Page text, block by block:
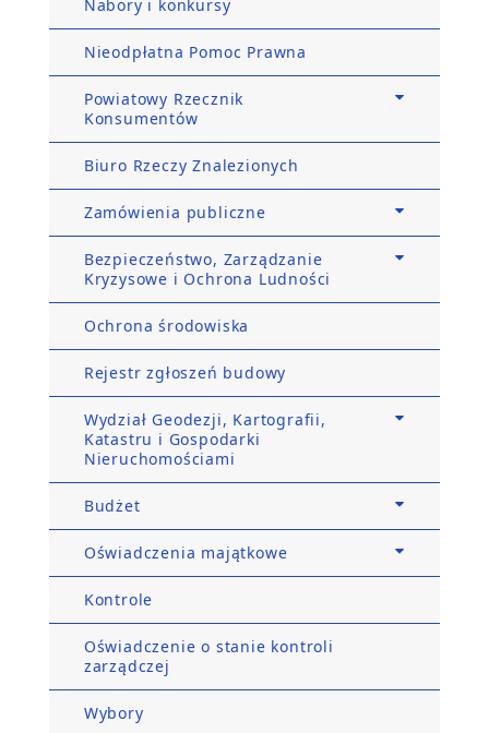
Nabory i konkursy
Nieodpłatna Pomoc Prawna
Powiatowy Rzecznik
Konsumentów
Biuro Rzeczy Znalezionych
Zamówienia publiczne
Bezpieczeństwo, Zarządzanie
Kryzysowe i Ochrona Ludności
Ochrona środowiska
Rejestr zgłoszeń budowy
Wydział Geodezji, Kartografii,
Katastru i Gospodarki
Nieruchomościami
Budżet
Oświadczenia majątkowe
Kontrole
Oświadczenie o stanie kontroli
zarządczej
Wybory